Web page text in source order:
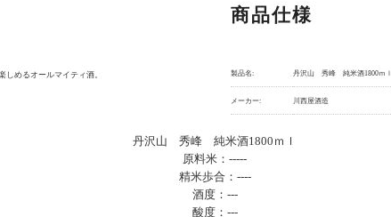
めるオールマイティ酒。
商品仕様
製品名: 丹沢山 秀峰 純米酒1800ｍｌ
メーカー: 川西屋酒造
丹沢山 秀峰 純米酒1800ｍｌ
原料米：-----
精米歩合：----
酒度：---
酸度：---